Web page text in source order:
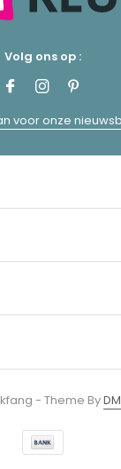
Volg ons op :
voor onze
- Theme By